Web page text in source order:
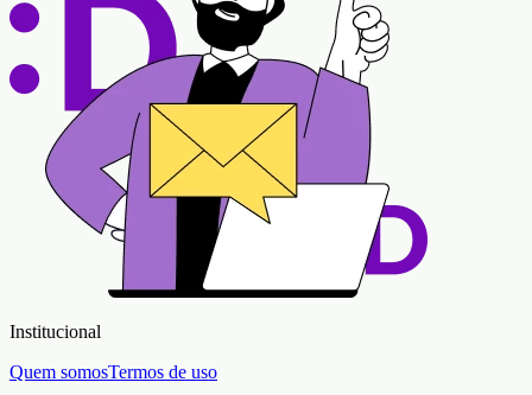
Institucional
Quem somosTermos de uso